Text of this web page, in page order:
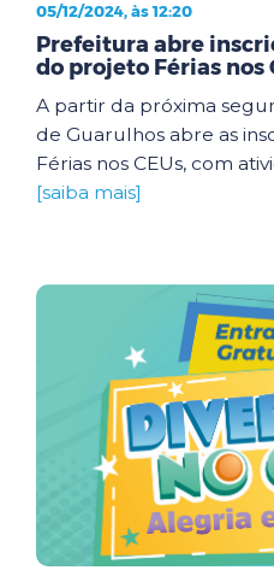
05/12/2024, às 12:20
Prefeitura abre
do projeto Férias nos
A partir da próxima
de Guarulhos abre as
Férias nos CEUs, com
[saiba mais]